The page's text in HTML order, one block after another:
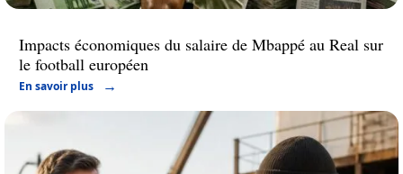
Impacts économiques du salaire de Mbappé au Real sur
le football européen
En savoir plus